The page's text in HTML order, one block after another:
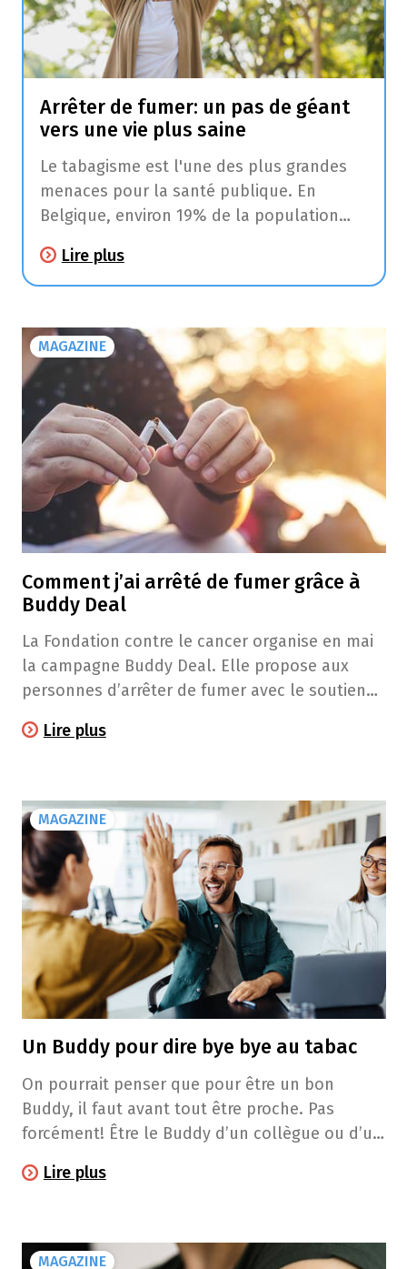
MAGAZINE
Comment j’ai arrêté de fumer grâce à
Buddy Deal
La Fondation contre le cancer organise en mai
la campagne Buddy Deal. Elle propose aux
personnes d’arrêter de fumer avec le soutien
Sébastien s’est lancé dans l’aventure avec son
Lire plus
MAGAZINE
Un Buddy pour dire bye bye au tabac
On pourrait penser que pour être un bon
Buddy, il faut avant tout être proche. Pas
forcément! Être le Buddy d’un collègue ou d’un
aussi. Et c’est "gagnant-gagnant", car les liens
Buddy? Témoignage.
Lire plus
MAGAZINE
Arrêter de fumer: un pas de géant
vers une vie plus saine
Le tabagisme est l'une des plus grandes
menaces pour la santé publique. En
Belgique, environ 19% de la population
baisse depuis quelques années, la
dépendance tabagique est un problème
nombreux moyens de vous aider à arrêter
de fumer. Et votre pharmacien peut vous
accompagner dans ce sevrage.
Lire plus